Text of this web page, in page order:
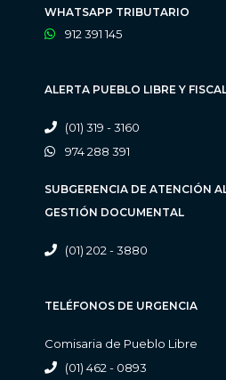
WHATSAPP TRIBUTARIO
912 391 145
ALERTA PUEBLO LIBRE Y
(01) 319 - 3160
974 288 391
SUBGERENCIA DE ATENCIÓN
GESTIÓN DOCUMENTAL
(01) 202 - 3880
TELÉFONOS DE URGENCIA
Comisaria de Pueblo Libre
(01) 462 - 0893